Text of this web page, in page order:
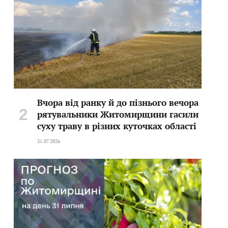
Вчора від ранку й до пізнього вечора
рятувальники Житомирщини гасили
суху траву в різних куточках області
31.07.2026